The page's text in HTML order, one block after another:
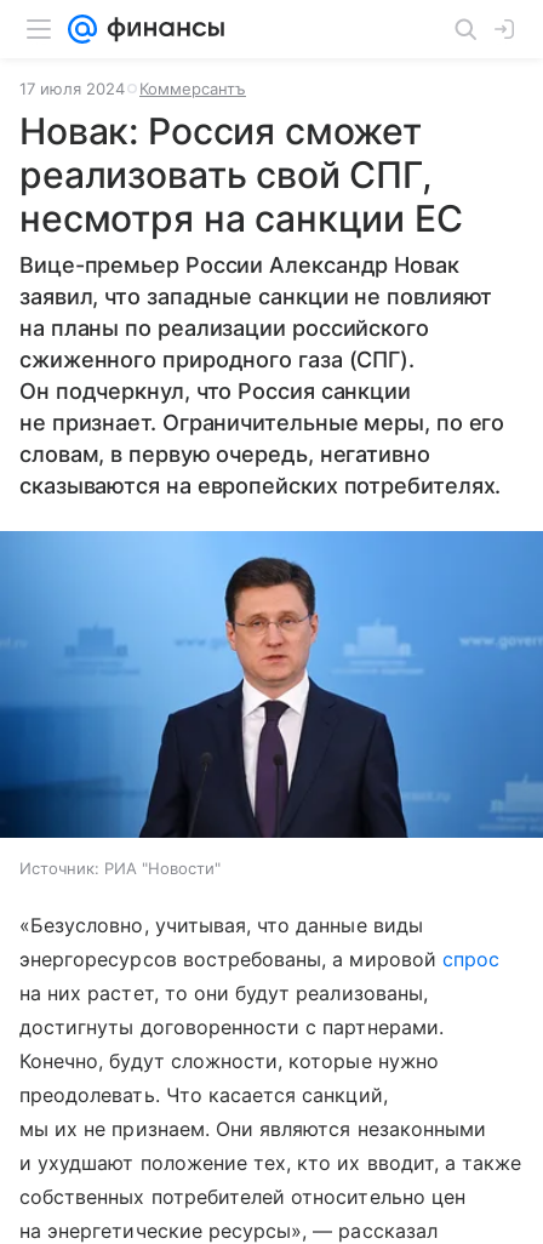
17 июля 2024 Коммерсантъ
Новак: Россия сможет
реализовать свой СПГ,
несмотря на санкции ЕС
Вице-премьер России Александр Новак
заявил, что западные санкции не повлияют
на планы по реализации российского
сжиженного природного газа (СПГ).
Он подчеркнул, что Россия санкции
не признает. Ограничительные меры, по его
словам, в первую очередь, негативно
сказываются на европейских потребителях.
Источник: РИА "Новости"
«Безусловно, учитывая, что данные виды
энергоресурсов востребованы, а мировой спрос
на них растет, то они будут реализованы,
достигнуты договоренности с партнерами.
Конечно, будут сложности, которые нужно
преодолевать. Что касается санкций,
мы их не признаем. Они являются незаконными
и ухудшают положение тех, кто их вводит, а также
собственных потребителей относительно цен
на энергетические ресурсы», — рассказал